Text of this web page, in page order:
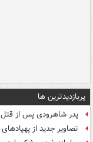
پربازدیدترین ها
پدر شاهرودی پس از
تصاویر جدید از